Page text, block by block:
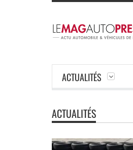
ACTUALITÉS
ACTUALITÉS